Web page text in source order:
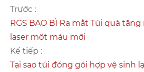
Trước :
RGS BAO BÌ Ra mắt Túi quà
laser một màu mới
Kế tiếp :
Tại sao túi đóng gói hợp vệ sinh